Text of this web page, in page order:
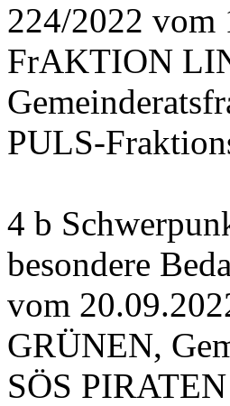
224/2022 vom
FrAKTION
PULS-
4 b
besondere
vom
GRÜNEN,
SÖS